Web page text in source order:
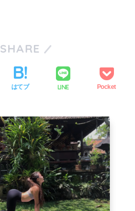
SHARE
はてブ LINE Pocket